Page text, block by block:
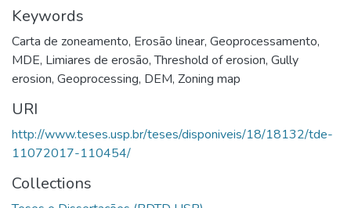
Keywords
Carta de zoneamento, Erosão linear, Geoprocessamento,
MDE, Limiares de erosão,Threshold of erosion, Gully
erosion, Geoprocessing, DEM, Zoning map
URI
http://www.teses.usp.br/teses/disponiveis/18/18132/tde-
11072017-110454/
Collections